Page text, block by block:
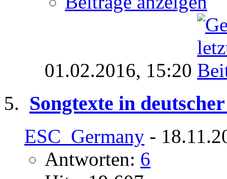
01.02.2016, 15:20
Songtexte in
ESC_Germany -
Antworten: 6